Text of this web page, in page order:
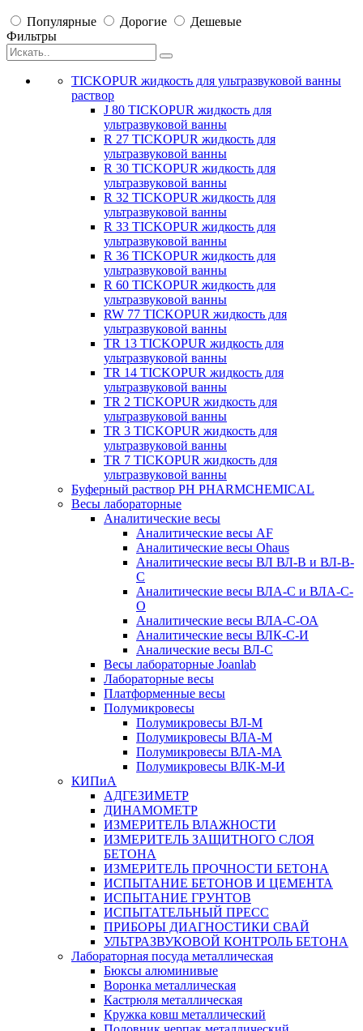
Популярные Дорогие
Дешевые
Фильтры
TICKOPUR жидкость для ультразвуковой ванны
раствор
J 80 TICKOPUR жидкость для
ультразвуковой ванны
R 27 TICKOPUR жидкость для
ультразвуковой ванны
R 30 TICKOPUR жидкость для
ультразвуковой ванны
R 32 TICKOPUR жидкость для
ультразвуковой ванны
R 33 TICKOPUR жидкость для
ультразвуковой ванны
R 36 TICKOPUR жидкость для
ультразвуковой ванны
R 60 TICKOPUR жидкость для
ультразвуковой ванны
RW 77 TICKOPUR жидкость для
ультразвуковой ванны
TR 13 TICKOPUR жидкость для
ультразвуковой ванны
TR 14 TICKOPUR жидкость для
ультразвуковой ванны
TR 2 TICKOPUR жидкость для
ультразвуковой ванны
TR 3 TICKOPUR жидкость для
ультразвуковой ванны
TR 7 TICKOPUR жидкость для
ультразвуковой ванны
Буферный раствор PH PHARMCHEMICAL
Весы лабораторные
Аналитические весы
Аналитические весы AF
Аналитические весы Ohaus
Аналитические весы ВЛ ВЛ-В и ВЛ-В-
С
Аналитические весы ВЛА-С и ВЛА-С-
О
Аналитические весы ВЛА-С-ОА
Аналитические весы ВЛК-С-И
Аналические весы ВЛ-С
Весы лабораторные Joanlab
Лабораторные весы
Платформенные весы
Полумикровесы
Полумикровесы ВЛ-М
Полумикровесы ВЛА-М
Полумикровесы ВЛА-МА
Полумикровесы ВЛК-М-И
КИПиА
АДГЕЗИМЕТР
ДИНАМОМЕТР
ИЗМЕРИТЕЛЬ ВЛАЖНОСТИ
ИЗМЕРИТЕЛЬ ЗАЩИТНОГО СЛОЯ
БЕТОНА
ИЗМЕРИТЕЛЬ ПРОЧНОСТИ БЕТОНА
ИСПЫТАНИЕ БЕТОНОВ И ЦЕМЕНТА
ИСПЫТАНИЕ ГРУНТОВ
ИСПЫТАТЕЛЬНЫЙ ПРЕСС
ПРИБОРЫ ДИАГНОСТИКИ СВАЙ
УЛЬТРАЗВУКОВОЙ КОНТРОЛЬ БЕТОНА
Лабораторная посуда металлическая
Бюксы алюминивые
Воронка металлическая
Кастрюля металлическая
Кружка ковш металлический